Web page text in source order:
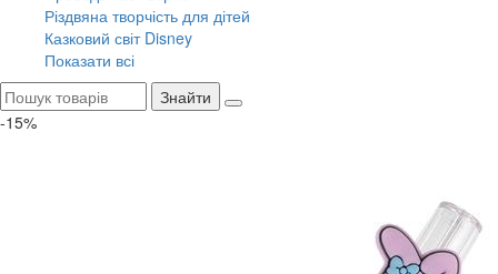
Різдвяна творчість для дітей
Казковий світ Disney
Показати всі
Знайти
-15%